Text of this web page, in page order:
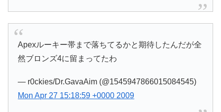
Apexルーキー帯まで落ちてるかと期待したんだが全
然ブロンズ4に留まってたわ
— r0ckies/Dr.GavaAim (@1545947866015084545)
Mon Apr 27 15:18:59 +0000 2009